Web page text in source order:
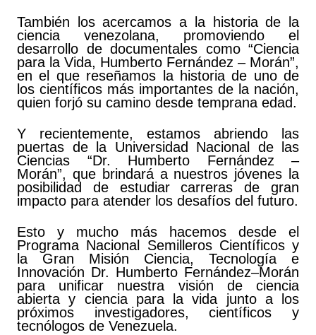
También los acercamos a la historia de la
ciencia venezolana, promoviendo el
desarrollo de documentales como “Ciencia
para la Vida, Humberto Fernández – Morán”,
en el que reseñamos la historia de uno de
los científicos más importantes de la nación,
quien forjó su camino desde temprana edad.
Y recientemente, estamos abriendo las
puertas de la Universidad Nacional de las
Ciencias “Dr. Humberto Fernández –
Morán”, que brindará a nuestros jóvenes la
posibilidad de estudiar carreras de gran
impacto para atender los desafíos del futuro.
Esto y mucho más hacemos desde el
Programa Nacional Semilleros Científicos y
la Gran Misión Ciencia, Tecnología e
Innovación Dr. Humberto Fernández–Morán
para unificar nuestra visión de ciencia
abierta y ciencia para la vida junto a los
próximos investigadores, científicos y
tecnólogos de Venezuela.